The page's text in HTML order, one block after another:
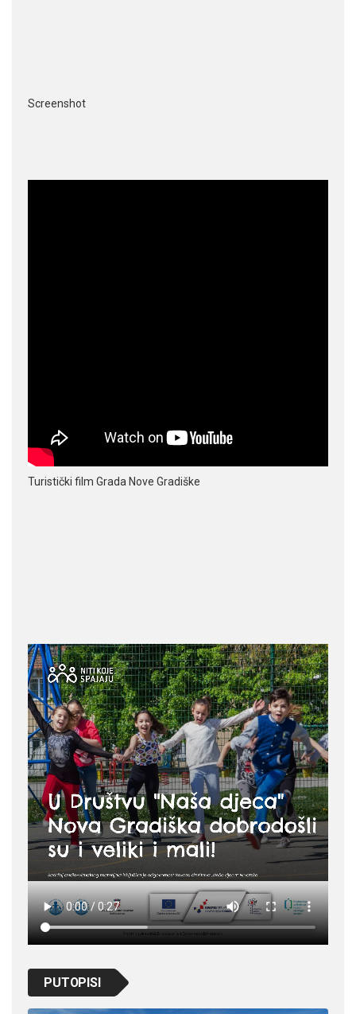
Screenshot
Turistički film Grada Nove Gradiške
PUTOPISI